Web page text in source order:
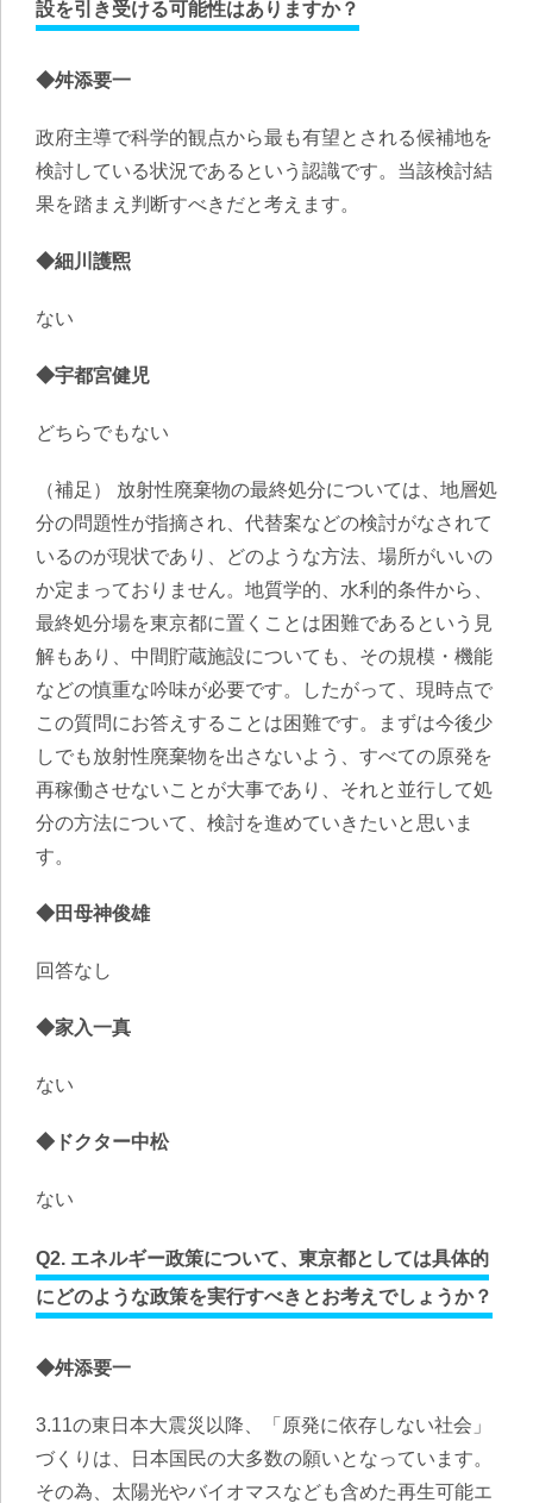
設を引き受ける可能性はありますか？
◆舛添要一
政府主導で科学的観点から最も有望とされる候補地を
検討している状況であるという認識です。当該検討結
果を踏まえ判断すべきだと考えます。
◆細川護煕
ない
◆宇都宮健児
どちらでもない
（補足） 放射性廃棄物の最終処分については、地層処
分の問題性が指摘され、代替案などの検討がなされて
いるのが現状であり、どのような方法、場所がいいの
か定まっておりません。地質学的、水利的条件から、
最終処分場を東京都に置くことは困難であるという見
解もあり、中間貯蔵施設についても、その規模・機能
などの慎重な吟味が必要です。したがって、現時点で
この質問にお答えすることは困難です。まずは今後少
しでも放射性廃棄物を出さないよう、すべての原発を
再稼働させないことが大事であり、それと並行して処
分の方法について、検討を進めていきたいと思いま
す。
◆田母神俊雄
回答なし
◆家入一真
ない
◆ドクター中松
ない
Q2. エネルギー政策について、東京都としては具体的
にどのような政策を実行すべきとお考えでしょうか？
◆舛添要一
3.11の東日本大震災以降、「原発に依存しない社会」
づくりは、日本国民の大多数の願いとなっています。
その為、太陽光やバイオマスなども含めた再生可能エ